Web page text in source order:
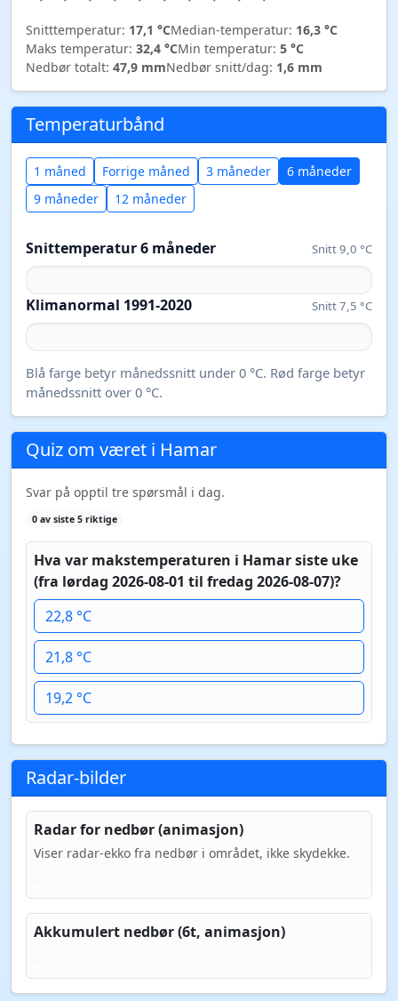
Snitttemperatur: 17,1 °CMedian-temperatur: 16,3 °C
Maks temperatur: 32,4 °CMin temperatur: 5 °C
Nedbør totalt: 47,9 mmNedbør snitt/dag: 1,6 mm
Temperaturbånd
1 måned Forrige måned 3 måneder
6 måneder
9 måneder
12 måneder
Snittemperatur 6 måneder Snitt 9,0 °C
Klimanormal 1991-2020 Snitt 7,5 °C
Blå farge betyr månedssnitt under 0 °C. Rød farge betyr
månedssnitt over 0 °C.
Quiz om været i Hamar
Svar på opptil tre spørsmål i dag.
0 av siste 5 riktige
Hva var makstemperaturen i Hamar siste uke
(fra lørdag 2026-08-01 til fredag 2026-08-07)?
22,8 °C
21,8 °C
19,2 °C
Radar-bilder
Radar for nedbør (animasjon)
Viser radar-ekko fra nedbør i området, ikke skydekke.